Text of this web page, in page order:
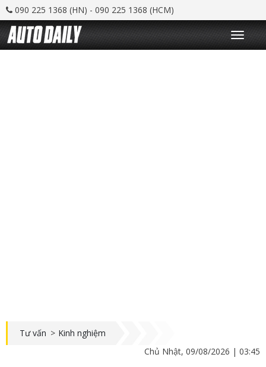
090 225 1368 (HN) - 090 225 1368 (HCM)
T
o
g
Tư vấn > Kinh nghiệm
Chủ Nhật, 09/08/2026 | 03:45